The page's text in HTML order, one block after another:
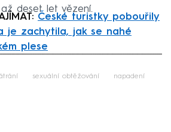
deset let vězení.
České turistky pobouřily
je zachytila, jak se nahé
plese
sexuální obtěžování napadení